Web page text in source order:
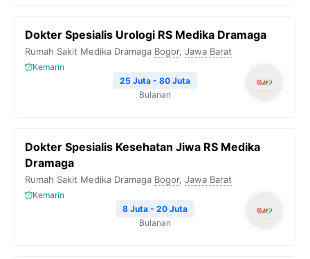
Dokter Spesialis Urologi RS Medika Dramaga
Rumah Sakit Medika Dramaga Bogor, Jawa Barat
Kemarin
25 Juta - 80 Juta
Bulanan
Dokter Spesialis Kesehatan Jiwa RS Medika
Dramaga
Rumah Sakit Medika Dramaga Bogor, Jawa Barat
Kemarin
8 Juta - 20 Juta
Bulanan